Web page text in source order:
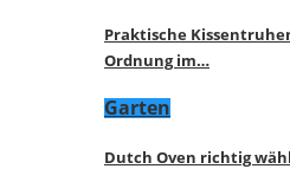
Praktische
Ordnung im…
Garten
Dutch Oven richtig